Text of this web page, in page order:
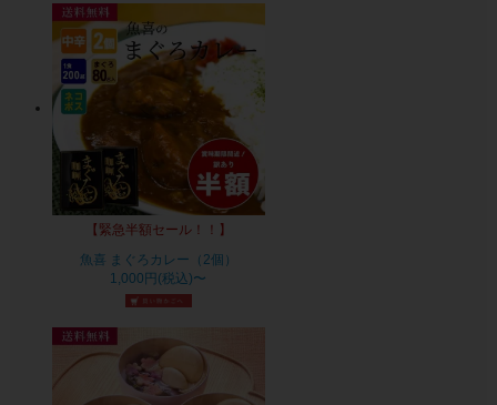
【緊急半額セール！！】
魚喜 まぐろカレー（2個）
1,000円(税込)〜